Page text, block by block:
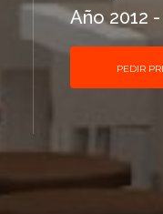
Año 2012
PEDIR